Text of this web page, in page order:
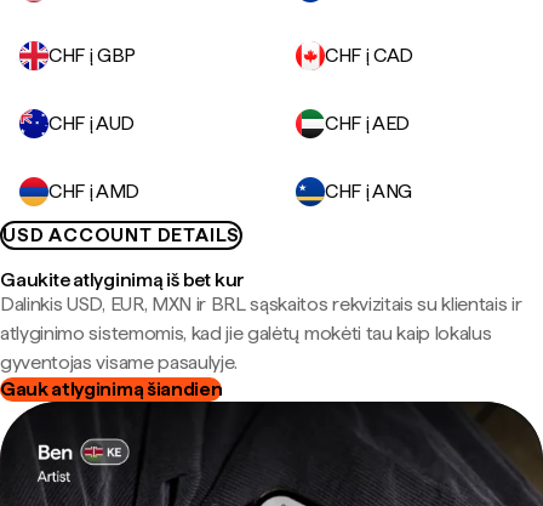
CHF į GBP CHF į CAD
CHF į AUD CHF į AED
CHF į AMD
CHF į ANG
USD ACCOUNT DETAILS
Gaukite atlyginimą iš bet kur
Dalinkis USD, EUR, MXN ir BRL sąskaitos rekvizitais su klientais ir
atlyginimo sistemomis, kad jie galėtų mokėti tau kaip lokalus
gyventojas visame pasaulyje.
Gauk atlyginimą šiandien